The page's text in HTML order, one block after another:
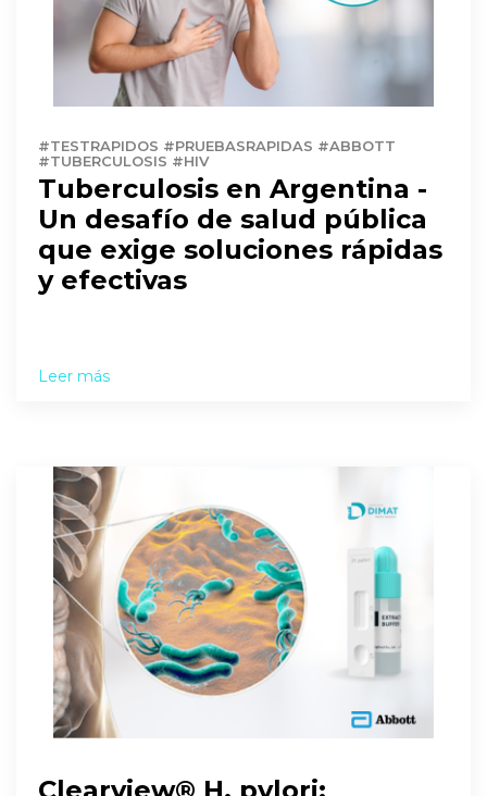
#TESTRAPIDOS #PRUEBASRAPIDAS #ABBOTT
#TUBERCULOSIS #HIV
Tuberculosis en Argentina -
Un desafío de salud pública
que exige soluciones rápidas
y efectivas
Leer más
Clearview® H. pylori: